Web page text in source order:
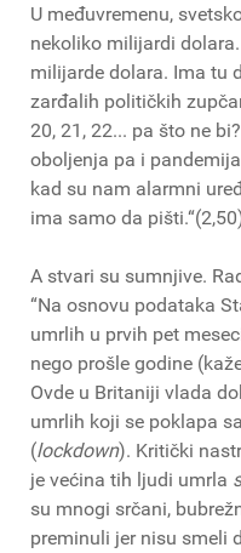
U međuvremenu,
nekoliko milijardi
milijarde dolara. Ima tu
zarđalih političkih
20, 21, 22... pa što ne
oboljenja pa i
kad su nam alarmni
ima samo da
A stvari su sumnjive.
“Na osnovu podataka
umrlih u prvih pet
nego prošle godine
Ovde u Britaniji vlada
umrlih koji se poklapa
(lockdown). Kritički
je većina tih ljudi umrla
su mnogi srčani,
preminuli jer nisu smeli